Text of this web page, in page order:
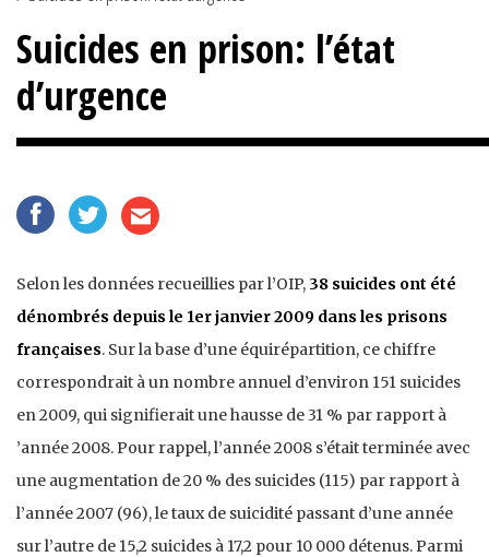
Suicides en prison: l’état
d’urgence
Selon les données recueillies par l’OIP, 38 suicides ont été
dénombrés depuis le 1er janvier 2009 dans les prisons
françaises. Sur la base d’une équirépartition, ce chiffre
correspondrait à un nombre annuel d’environ 151 suicides
en 2009, qui signifierait une hausse de 31 % par rapport à
’année 2008. Pour rappel, l’année 2008 s’était terminée avec
une augmentation de 20 % des suicides (115) par rapport à
l’année 2007 (96), le taux de suicidité passant d’une année
sur l’autre de 15,2 suicides à 17,2 pour 10 000 détenus. Parmi